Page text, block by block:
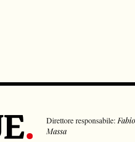
Direttore responsabile: Fabio
Massa